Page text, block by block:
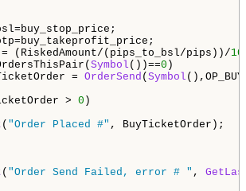
(pips_to_bsl/pips))/10
Symbol ())==0 )
= OrderSend ( Symbol
> 0 )
( "Order Placed #" , BuyTicketOrder);
( "Order Send Failed, error # " ,